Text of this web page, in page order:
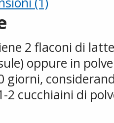
2 flaconi di
oppure in
2 cucchiaini di